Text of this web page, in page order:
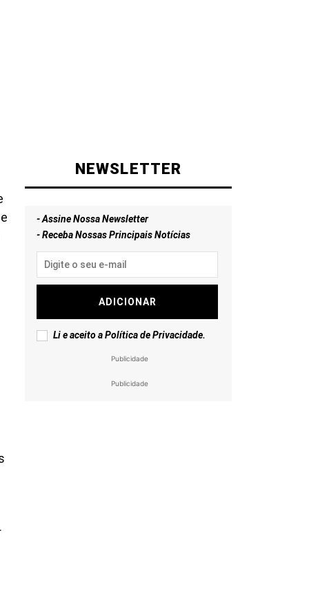
NEWSLETTER
- Assine Nossa Newsletter
- Receba Nossas Principais Notícias
ADICIONAR
Li e aceito aPolítica de Privacidade.
Publicidade
Publicidade